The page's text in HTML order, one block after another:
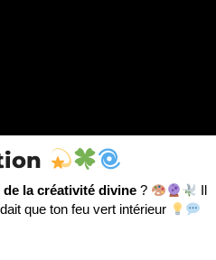
de la créativité divine ?
Il
que ton feu vert intérieur